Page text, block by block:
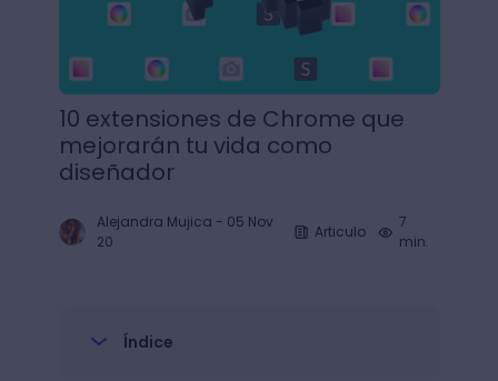
10 extensiones de Chrome que
mejorarán tu vida como
diseñador
Alejandra Mujica - 05 Nov
20
Articulo
7
min.
Índice